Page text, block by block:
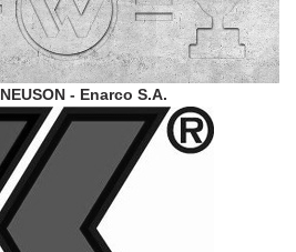
- Enarco S.A.